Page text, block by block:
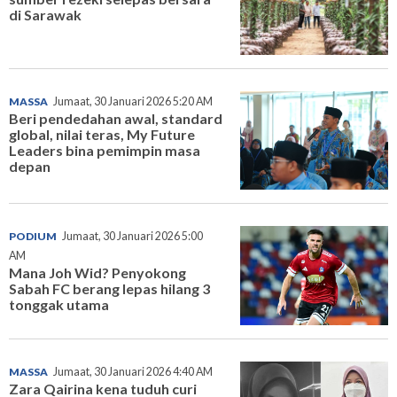
di Sarawak
MASSA Jumaat, 30 Januari 2026 5:20 AM
Beri pendedahan awal, standard
global, nilai teras, My Future
Leaders bina pemimpin masa
depan
PODIUM Jumaat, 30 Januari 2026 5:00
AM
Mana Joh Wid? Penyokong
Sabah FC berang lepas hilang 3
tonggak utama
MASSA Jumaat, 30 Januari 2026 4:40 AM
Zara Qairina kena tuduh curi